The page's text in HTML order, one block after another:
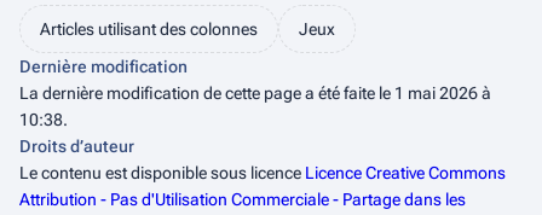
Articles utilisant des colonnes
Jeux
Dernière modification
La dernière modification de cette page a été faite le 1 mai 2026 à
10:38.
Droits d’auteur
Le contenu est disponible sous licence Licence Creative Commons
Attribution - Pas d'Utilisation Commerciale - Partage dans les